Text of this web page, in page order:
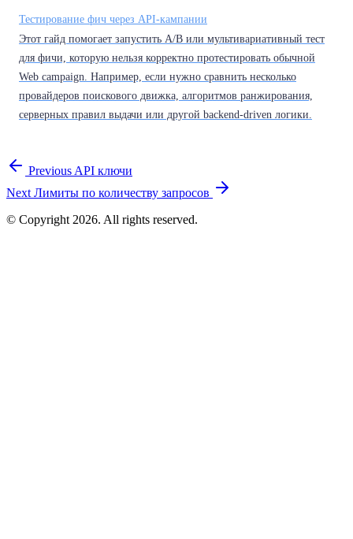
Тестирование фич через API-кампании
Этот гайд помогает запустить A/B или мультивариативный тест
для фичи, которую нельзя корректно протестировать обычной
Web campaign. Например, если нужно сравнить несколько
провайдеров поискового движка, алгоритмов ранжирования,
серверных правил выдачи или другой backend-driven логики.
Previous API ключи
Next Лимиты по количеству запросов
© Copyright 2026. All rights reserved.